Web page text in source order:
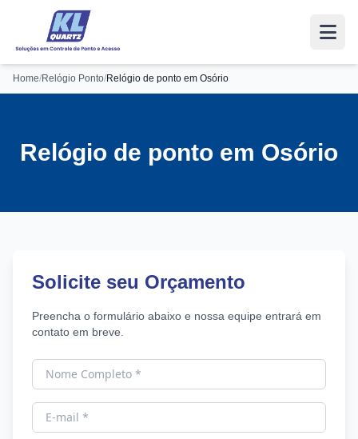
Home/Relógio Ponto/Relógio de ponto em Osório
Relógio de ponto em Osório
Solicite seu Orçamento
Preencha o formulário abaixo e nossa equipe entrará em
contato em breve.